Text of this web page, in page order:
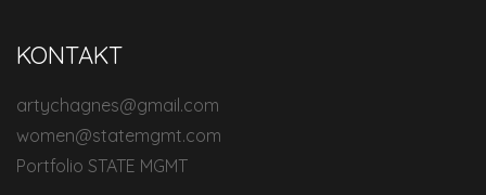
KONTAKT
artychagnes@gmail.com
women@statemgmt.com
Portfolio STATE MGMT